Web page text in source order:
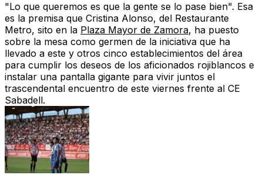
"Lo que queremos es que la gente se lo pase bien". Esa
es la premisa que Cristina Alonso, del Restaurante
Metro, sito en la Plaza Mayor de Zamora, ha puesto
sobre la mesa como germen de la iniciativa que ha
llevado a este y otros cinco establecimientos del área
para cumplir los deseos de los aficionados rojiblancos e
instalar una pantalla gigante para vivir juntos el
trascendental encuentro de este viernes frente al CE
Sabadell.